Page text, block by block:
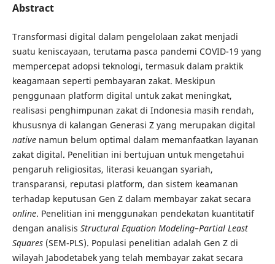
Abstract
Transformasi digital dalam pengelolaan zakat menjadi
suatu keniscayaan, terutama pasca pandemi COVID-19 yang
mempercepat adopsi teknologi, termasuk dalam praktik
keagamaan seperti pembayaran zakat. Meskipun
penggunaan platform digital untuk zakat meningkat,
realisasi penghimpunan zakat di Indonesia masih rendah,
khususnya di kalangan Generasi Z yang merupakan digital
nativenamun belum optimal dalam memanfaatkan layanan
zakat digital. Penelitian ini bertujuan untuk mengetahui
pengaruh religiositas, literasi keuangan syariah,
transparansi, reputasi platform, dan sistem keamanan
terhadap keputusan Gen Z dalam membayar zakat secara
online. Penelitian ini menggunakan pendekatan kuantitatif
dengan analisis Structural Equation Modeling–Partial Least
Squares(SEM-PLS). Populasi penelitian adalah Gen Z di
wilayah Jabodetabek yang telah membayar zakat secara